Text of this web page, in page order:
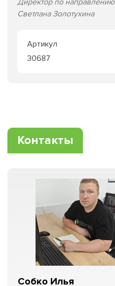
Светлана Золотухина
Артикул
30687
Контакты
Собко Илья